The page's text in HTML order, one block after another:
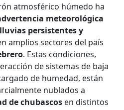
atmosférico húmedo ha
meteorológica
lluvias persistentes y
amplios sectores del país
. Estas condiciones,
de sistemas de baja
de humedad, están
nublados a
de chubascos en distintos